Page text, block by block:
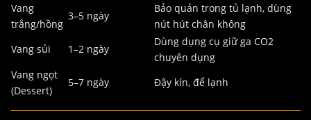
Vang
trắng/hồng
3–5 ngày
Bảo quản trong tủ lạnh, dùng
nút hút chân không
Vang sủi
1–2 ngày
Dùng dụng cụ giữ ga CO2
chuyên dụng
Vang ngọt
(Dessert)
5–7 ngày Đậy kín, để lạnh